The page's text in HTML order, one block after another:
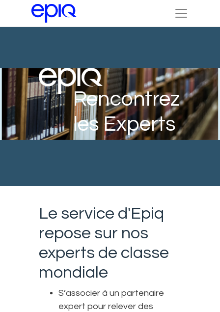
Rencontrez
les Experts
Le service d'Epiq
repose sur nos
experts de classe
mondiale
S’associer à un partenaire
expert pour relever des